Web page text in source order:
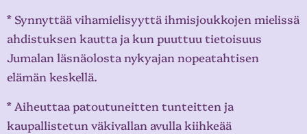
* Synnyttää vihamielisyyttä ihmisjoukkojen mielissä
ahdistuksen kautta ja kun puuttuu tietoisuus
Jumalan läsnäolosta nykyajan nopeatahtisen
elämän keskellä.
* Aiheuttaa patoutuneitten tunteitten ja
kaupallistetun väkivallan avulla kiihkeää